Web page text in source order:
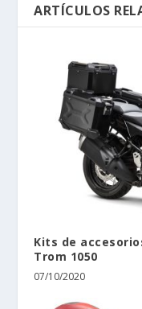
ARTÍCULOS
Kits de
Trom 1050
07/10/2020